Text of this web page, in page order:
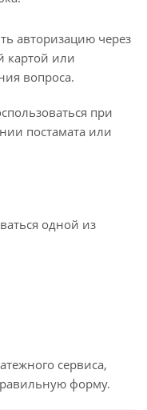
авторизацию через
картой или
вопроса.
при
постамата или
одной из
сервиса,
форму.